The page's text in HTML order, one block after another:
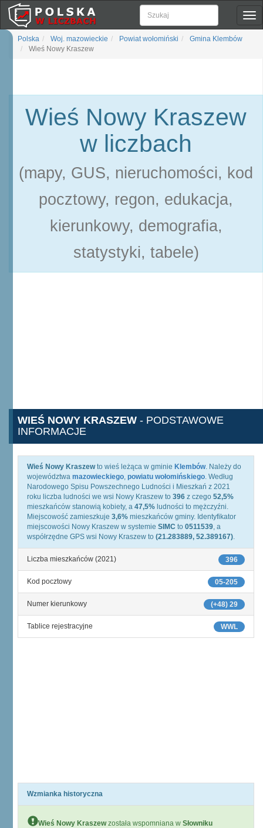
Polska Woj. mazowieckie Powiat wołomiński
Gmina Klembów
Wieś Nowy Kraszew
Wieś Nowy Kraszew
w liczbach
(mapy, GUS, nieruchomości, kod
pocztowy, regon, edukacja,
kierunkowy, demografia,
statystyki, tabele)
WIEŚ NOWY KRASZEW - PODSTAWOWE
INFORMACJE
Wieś Nowy Kraszewto wieś leżąca w gminie Klembów. Należy do
województwa mazowieckiego, powiatu wołomińskiego. Według
Narodowego Spisu Powszechnego Ludności i Mieszkań z 2021
roku liczba ludności we wsi Nowy Kraszew to 396 z czego 52,5%
mieszkańców stanowią kobiety, a 47,5% ludności to mężczyźni.
Miejscowość zamieszkuje 3,6% mieszkańców gminy. Identyfikator
miejscowości Nowy Kraszew w systemie SIMC to 0511539, a
współrzędne GPS wsi Nowy Kraszew to (21.283889, 52.389167).
396
Liczba mieszkańców (2021)
05-205
Kod pocztowy
(+48) 29
Numer kierunkowy
WWL
Tablice rejestracyjne
Wzmianka historyczna
Wieś Nowy Kraszewzostała wspomniana w Słowniku